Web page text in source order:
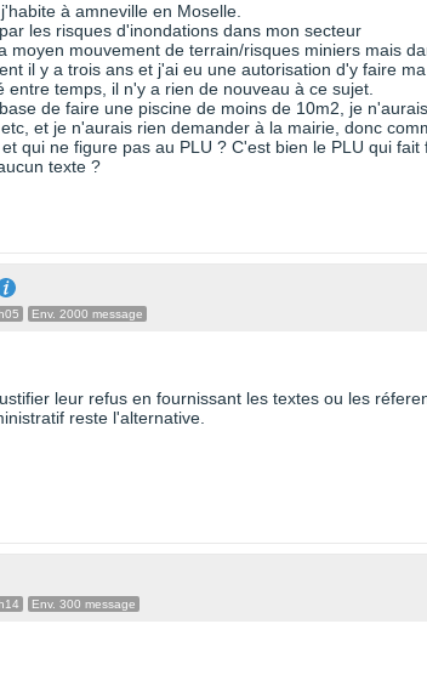
à amneville en Moselle.
les risques d'inondations dans mon secteur
moyen mouvement de terrain/risques miniers mais
il y a trois ans et j'ai eu une autorisation d'y faire
entre temps, il n'y a rien de nouveau à ce sujet.
de faire une piscine de moins de 10m2, je
et je n'aurais rien demander à la mairie, donc
qui ne figure pas au PLU ? C'est bien le PLU qui
texte ?
Env. 2000 message
leur refus en fournissant les textes ou les
reste l'alternative.
Env. 300 message